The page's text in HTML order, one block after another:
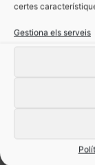
certes
Gestiona els serveis
Dues
tots